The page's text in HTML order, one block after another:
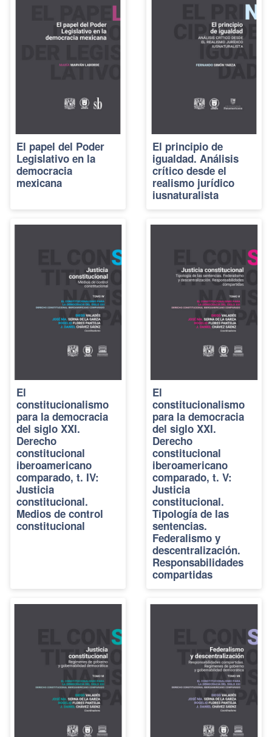
El papel del Poder
Legislativo en la
democracia
mexicana
El principio de
igualdad. Análisis
crítico desde el
realismo jurídico
iusnaturalista
El
constitucionalismo
para la democracia
del siglo XXI.
Derecho
constitucional
iberoamericano
comparado, t. IV:
Justicia
constitucional.
Medios de control
constitucional
El
constitucionalismo
para la democracia
del siglo XXI.
Derecho
constitucional
iberoamericano
comparado, t. V:
Justicia
constitucional.
Tipología de las
sentencias.
Federalismo y
descentralización.
Responsabilidades
compartidas